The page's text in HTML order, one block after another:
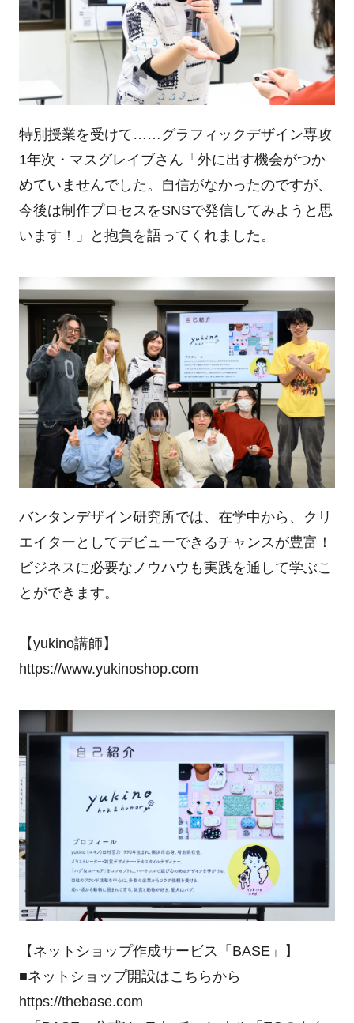
特別授業を受けて……グラフィックデザイン専攻
1年次・マスグレイブさん「外に出す機会がつか
めていませんでした。自信がなかったのですが、
今後は制作プロセスをSNSで発信してみようと思
います！」と抱負を語ってくれました。
バンタンデザイン研究所では、在学中から、クリ
エイターとしてデビューできるチャンスが豊富！
ビジネスに必要なノウハウも実践を通して学ぶこ
とができます。
【yukino講師】
https://www.yukinoshop.com
【ネットショップ作成サービス「BASE」】
■ネットショップ開設はこちらから
https://thebase.com